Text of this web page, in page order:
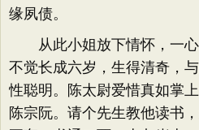
缘夙债。
从此小姐放下情怀，一心
不觉长成六岁，生得清奇，
性聪明。陈太尉爱惜真如掌
陈宗阮。请个先生教他读书